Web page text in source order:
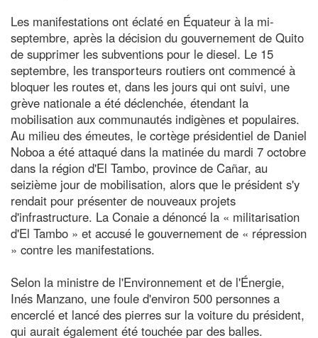
Les manifestations ont éclaté en Équateur à la mi-
septembre, après la décision du gouvernement de Quito
de supprimer les subventions pour le diesel. Le 15
septembre, les transporteurs routiers ont commencé à
bloquer les routes et, dans les jours qui ont suivi, une
grève nationale a été déclenchée, étendant la
mobilisation aux communautés indigènes et populaires.
Au milieu des émeutes, le cortège présidentiel de Daniel
Noboa a été attaqué dans la matinée du mardi 7 octobre
dans la région d'El Tambo, province de Cañar, au
seizième jour de mobilisation, alors que le président s'y
rendait pour présenter de nouveaux projets
d'infrastructure. La Conaie a dénoncé la « militarisation
d'El Tambo » et accusé le gouvernement de « répression
» contre les manifestations.
Selon la ministre de l'Environnement et de l'Énergie,
Inés Manzano, une foule d'environ 500 personnes a
encerclé et lancé des pierres sur la voiture du président,
qui aurait également été touchée par des balles.